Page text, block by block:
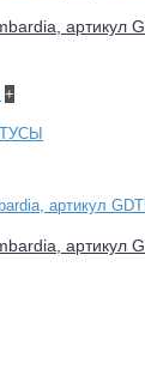
+
артикул
артикул